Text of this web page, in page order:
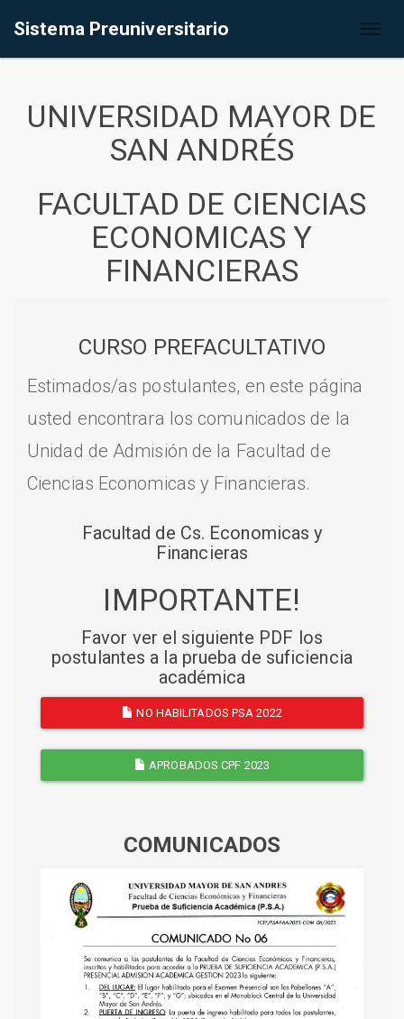
Sistema Preuniversitario
UNIVERSIDAD MAYOR DE
SAN ANDRÉS
FACULTAD DE CIENCIAS
ECONOMICAS Y
FINANCIERAS
CURSO PREFACULTATIVO
Estimados/as postulantes, en este página
usted encontrara los comunicados de la
Unidad de Admisión de la Facultad de
Ciencias Economicas y Financieras.
Facultad de Cs. Economicas y
Financieras
IMPORTANTE!
Favor ver el siguiente PDF los
postulantes a la prueba de suficiencia
académica
NO HABILITADOS PSA 2022
APROBADOS CPF 2023
COMUNICADOS